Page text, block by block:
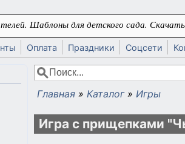
Шаблоны для детского сада.
Оплата Праздники Соцсети
Форма поиска
Поиск
Вы здесь
Главная » Каталог » Игры
Игра с прищепками